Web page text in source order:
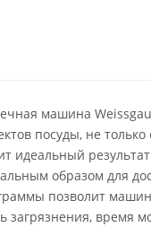
машина
посуды, не
идеальный
образом для
позволит
загрязнения, время